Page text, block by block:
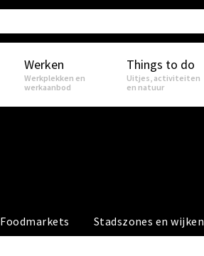
Werken
Werkplekken en
werkaanbod
Things to do
Uitjes, activiteiten
en natuur
Foodmarkets Stadszones en wijken